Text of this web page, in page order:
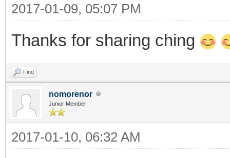
2017-01-09, 05:07 PM
Thanks for sharing ching
Find
nomorenor
Junior Member
2017-01-10, 06:32 AM